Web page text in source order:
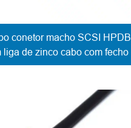
conetor macho SCSI HPDB
liga de zinco cabo com fecho
mola cabo de saída lateral